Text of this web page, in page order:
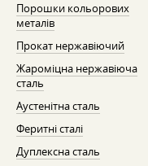
Порошки кольорових
металів
Прокат нержавіючий
Жароміцна нержавіюча
сталь
Аустенітна сталь
Феритні сталі
Дуплексна сталь